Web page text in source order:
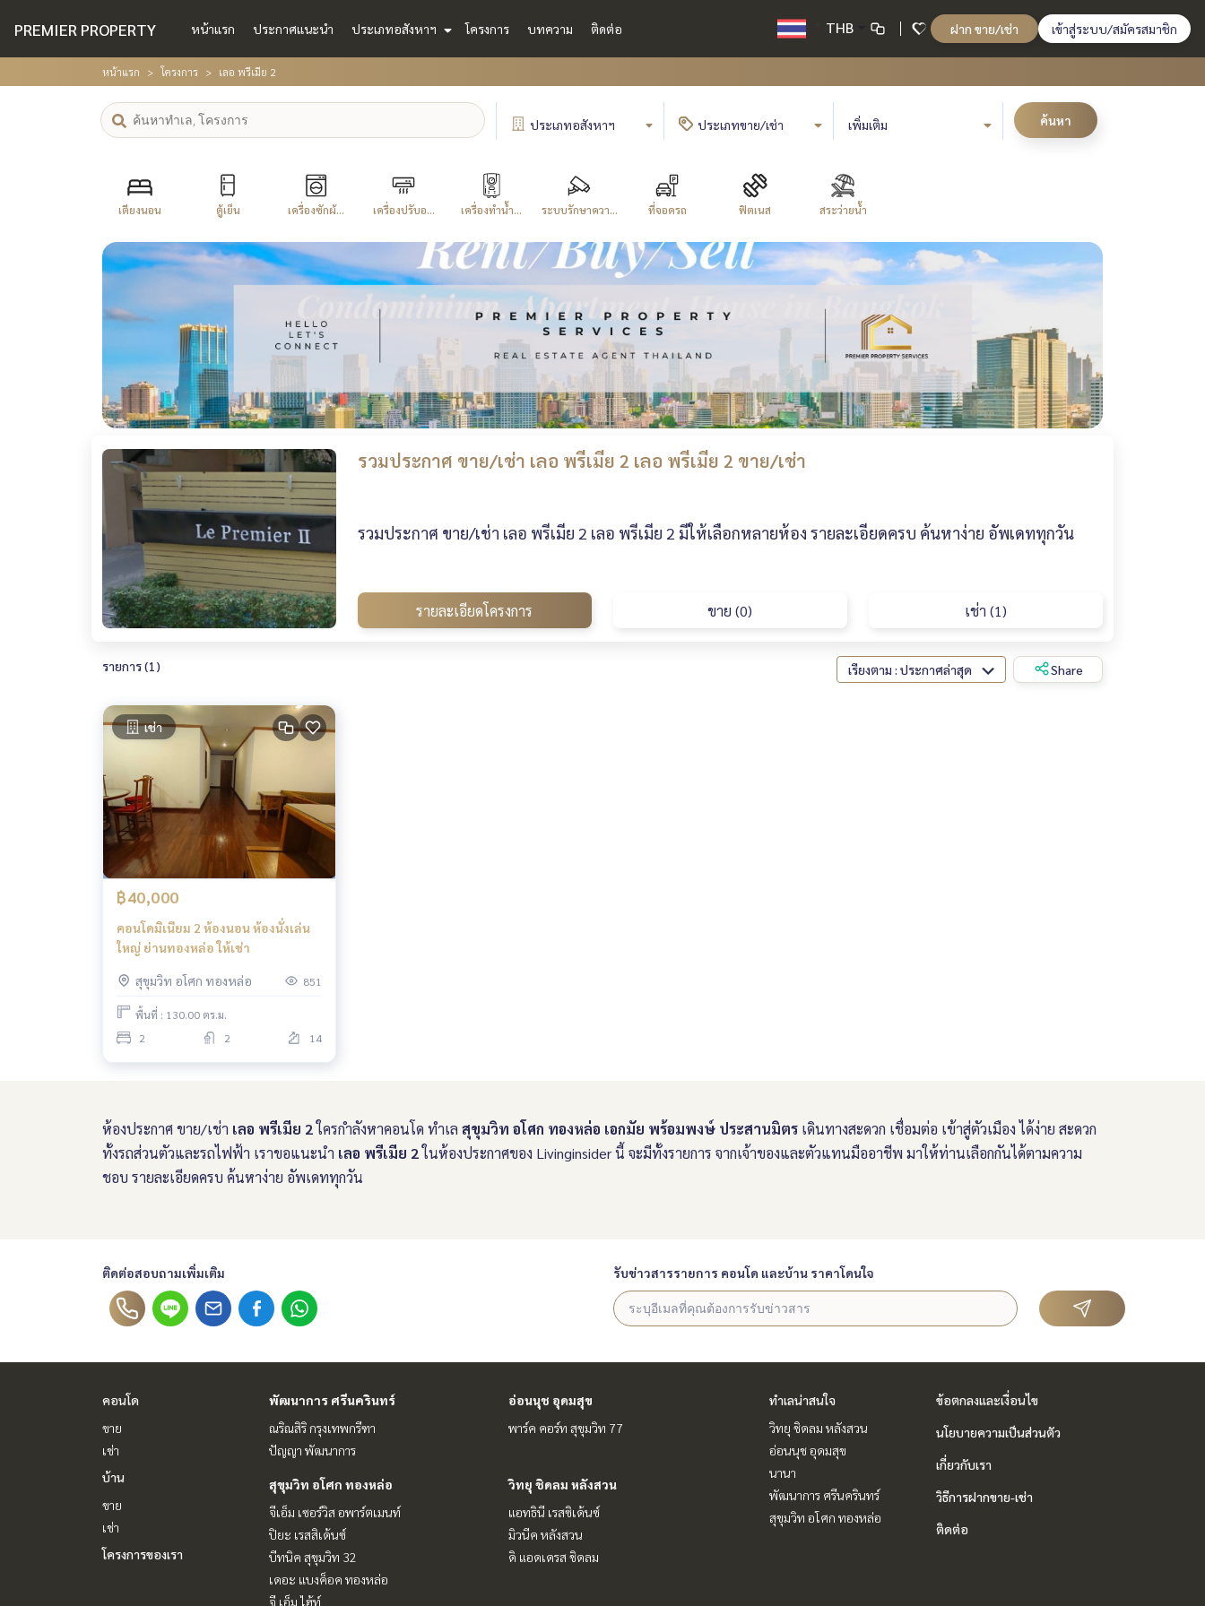
PREMIER PROPERTY หน้าแรก ประกาศแนะนำ ประเภทอสังหาฯ โครงการ บทความ ติดต่อ THB ฝาก ขาย/เช่า เข้าสู่ระบบ/สมัครสมาชิก
หน้าแรก โครงการ เลอ พรีเมีย 2
ประเภทอสังหาฯ ประเภทขาย/เช่า เพิ่มเติม ค้นหา
เตียงนอน ตู้เย็น เครื่องซักผ้... เครื่องปรับอ... เครื่องทำน้ำ... ระบบรักษาควา... ที่จอดรถ ฟิตเนส สระว่ายน้ำ
รวมประกาศ ขาย/เช่า เลอ พรีเมีย 2 เลอ พรีเมีย 2 ขาย/เช่า
รวมประกาศ ขาย/เช่า เลอ พรีเมีย 2 เลอ พรีเมีย 2 มีให้เลือกหลายห้อง รายละเอียดครบ ค้นหาง่าย อัพเดททุกวัน
รายละเอียดโครงการ ขาย (0) เช่า (1)
รายการ (1) เรียงตาม : ประกาศล่าสุด Share
เช่า
฿40,000
คอนโดมิเนียม 2 ห้องนอน ห้องนั่งเล่น
ใหญ่ ย่านทองหล่อ ให้เช่า
สุขุมวิท อโศก ทองหล่อ 851
พื้นที่ : 130.00 ตร.ม.
2
2 14
ห้องประกาศ ขาย/เช่า เลอ พรีเมีย 2ใครกำลังหาคอนโด ทำเล สุขุมวิท อโศก ทองหล่อ เอกมัย พร้อมพงษ์ ประสานมิตร เดินทางสะดวก เชื่อมต่อ เข้าสู่ตัวเมือง ได้ง่าย สะดวก
ทั้งรถส่วนตัวและรถไฟฟ้า เราขอแนะนำ เลอ พรีเมีย 2ในห้องประกาศของ Livinginsider นี้ จะมีทั้งรายการ จากเจ้าของและตัวแทนมืออาชีพ มาให้ท่านเลือกกันได้ตามความ
ชอบ รายละเอียดครบ ค้นหาง่าย อัพเดททุกวัน
ติดต่อสอบถามเพิ่มเติม รับข่าวสารรายการ คอนโด และบ้าน ราคาโดนใจ
คอนโด
ขาย
เช่า
บ้าน
ขาย
เช่า
โครงการของเรา
พัฒนาการ ศรีนครินทร์
ณริณสิริ กรุงเทพกรีฑา
ปัญญา พัฒนาการ
อ่อนนุช อุดมสุข
พาร์ค คอร์ท สุขุมวิท 77
สุขุมวิท อโศก ทองหล่อ
จีเอ็ม เซอร์วิส อพาร์ตเมนท์
ปิยะ เรสสิเด้นซ์
บีทนิค สุขุมวิท 32
เดอะ แบงค็อค ทองหล่อ
จี เอ็ม ไฮ้ท์
วิทยุ ชิดลม หลังสวน
แอทธินี เรสซิเด้นซ์
มิวนีค หลังสวน
ดิ แอดเดรส ชิดลม
ทำเลน่าสนใจ
วิทยุ ชิดลม หลังสวน
อ่อนนุช อุดมสุข
นานา
พัฒนาการ ศรีนครินทร์
สุขุมวิท อโศก ทองหล่อ
ข้อตกลงและเงื่อนไข
นโยบายความเป็นส่วนตัว
เกี่ยวกับเรา
วิธีการฝากขาย-เช่า
ติดต่อ